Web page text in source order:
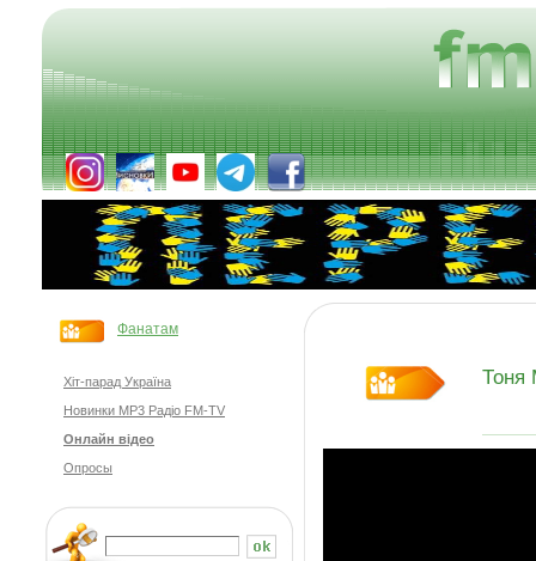
Фанатам
Хіт-парад Україна
Новинки MP3 Радіо FM-TV
Онлайн відео
Опросы
Тоня